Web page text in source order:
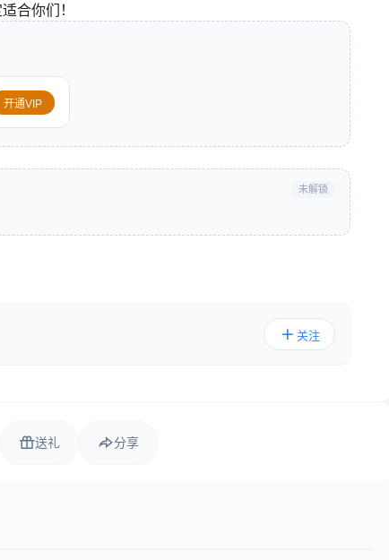
合你们！
开通VIP
未解锁
关注
送礼 分享